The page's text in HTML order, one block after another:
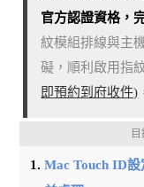
官方認證資格，
紋模組排線與主
礙，順利啟用指
即預約到府收件)
Mac Touch ID